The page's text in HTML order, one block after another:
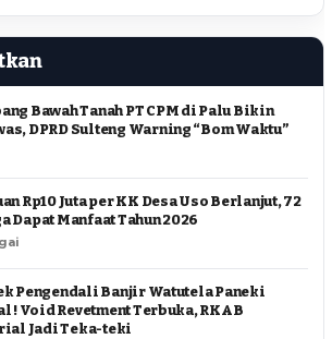
Bawah Tanah PT CPM di Palu Bikin
DPRD Sulteng Warning “Bom Waktu”
Rp10 Juta per KK Desa Uso Berlanjut, 72
Dapat Manfaat Tahun 2026
Pengendali Banjir Watutela Paneki
! Void Revetment Terbuka, RKAB
Jadi Teka-teki